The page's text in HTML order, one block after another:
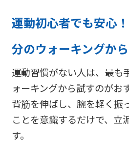
運動初心者でも安心
分のウォーキングか
運動習慣がない人は、最も
ォーキングから試すのがお
背筋を伸ばし、腕を軽く振
ことを意識するだけで、立
す。